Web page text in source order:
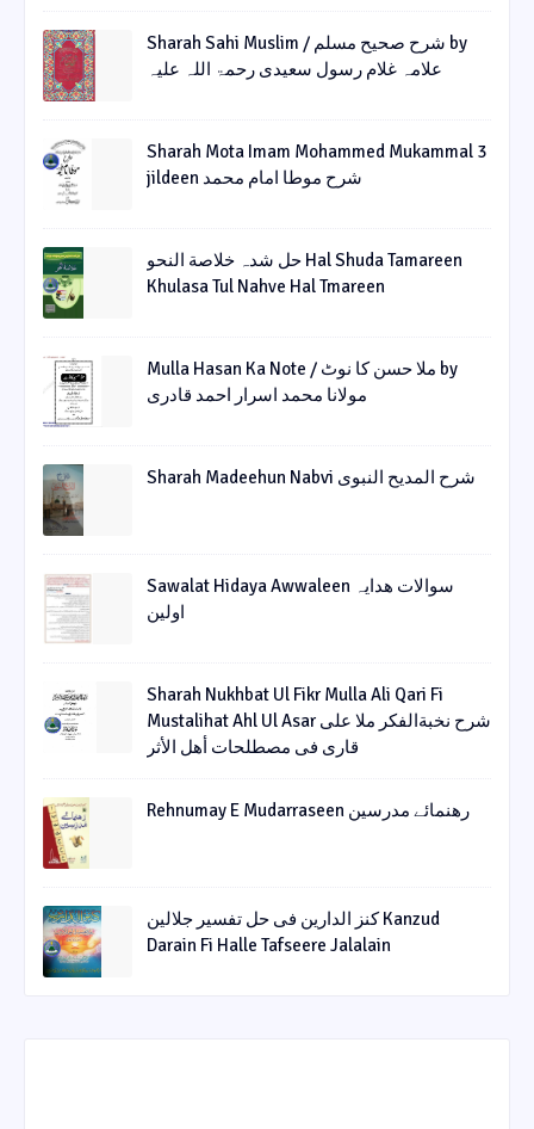
Sharah Sahi Muslim / شرح صحیح مسلم by
علامہ غلام رسول سعیدی رحمۃ اللہ علیہ
Sharah Mota Imam Mohammed Mukammal 3
jildeen شرح موطا امام محمد
حل شدہ خلاصة النحو Hal Shuda Tamareen
Khulasa Tul Nahve Hal Tmareen
Mulla Hasan Ka Note / ملا حسن کا نوٹ by
مولانا محمد اسرار احمد قادری
Sharah Madeehun Nabvi شرح المدیح النبوی
Sawalat Hidaya Awwaleen سوالات ھدایہ
اولین
Sharah Nukhbat Ul Fikr Mulla Ali Qari Fi
Mustalihat Ahl Ul Asar شرح نخبةالفکر ملا علی
قاری فی مصطلحات أھل الأثر
Rehnumay E Mudarraseen رهنمائے مدرسین
کنز الدارین فی حل تفسیر جلالین Kanzud
Darain Fi Halle Tafseere Jalalain